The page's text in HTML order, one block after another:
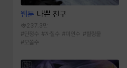
웹툰 나쁜 친구
237.3만
#단정수 #까칠수 #미인수 #힐링물
#모쏠수